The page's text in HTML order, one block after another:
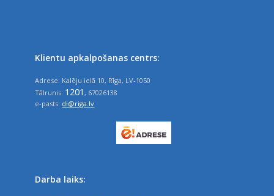
Klientu apkalpošanas centrs:
Adrese: Kalēju ielā 10, Rīga, LV-1050
Tālrunis: 1201, 67026138
e-pasts: di@riga.lv
Darba laiks: